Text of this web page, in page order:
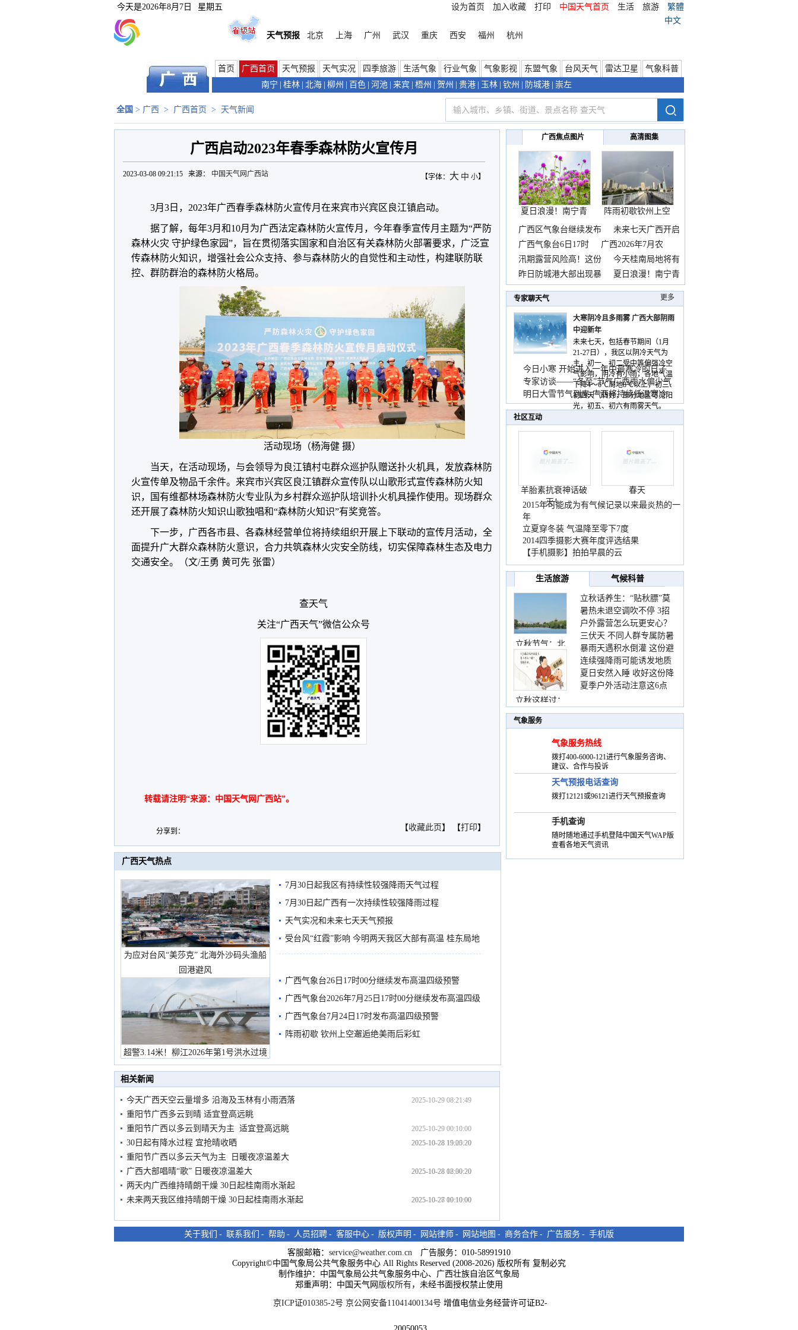
今天是2026年8月7日 星期五 设为首页 加入收藏 打印 中国天气首页 生活 旅游
繁體
中文
天气预报
北京 上海 广州 武汉 重庆 西安 福州 杭州
首页 广西首页 天气预报 天气实况 四季旅游 生活气象 行业气象 气象影视 东盟气象 台风天气 雷达卫星
气象科普
南宁
桂林 北海 柳州 百色 河池 来宾 梧州 贺州 贵港 玉林 钦州 防城港 崇左
全国 > 广西 > 广西首页 > 天气新闻
广西启动2023年春季森林防火宣传月
【字体： 大 中 小】
2023-03-08 09:21:15 来源： 中国天气网广西站
3月3日，2023年广西春季森林防火宣传月在来宾市兴宾区良江镇启动。
据了解，每年3月和10月为广西法定森林防火宣传月，今年春季宣传月主题为“严防
森林火灾 守护绿色家园”，旨在贯彻落实国家和自治区有关森林防火部署要求，广泛宣
传森林防火知识，增强社会公众支持、参与森林防火的自觉性和主动性，构建联防联
控、群防群治的森林防火格局。
活动现场（杨海健 摄）
当天，在活动现场，与会领导为良江镇村屯群众巡护队赠送扑火机具，发放森林防
火宣传单及物品千余件。来宾市兴宾区良江镇群众宣传队以山歌形式宣传森林防火知
识，国有维都林场森林防火专业队为乡村群众巡护队培训扑火机具操作使用。现场群众
还开展了森林防火知识山歌独唱和“森林防火知识”有奖竞答。
下一步，广西各市县、各森林经营单位将持续组织开展上下联动的宣传月活动，全
面提升广大群众森林防火意识，合力共筑森林火灾安全防线，切实保障森林生态及电力
交通安全。（文/王勇 黄可先 张雷）
查天气
关注“广西天气”微信公众号
转载请注明“来源：中国天气网广西站”。
分享到： 【收藏此页 】 【打印】
广西天气热点
为应对台风“美莎克” 北海外沙码头渔船
回港避风
超警3.14米！柳江2026年第1号洪水过境
市民在堤岸见证汛况
7月30日起我区有持续性较强降雨天气过程
7月30日起广西有一次持续性较强降雨过程
天气实况和未来七天天气预报
受台风“红霞”影响 今明两天我区大部有高温 桂东局地
有较强降雨
广西气象台26日17时00分继续发布高温四级预警
广西气象台2026年7月25日17时00分继续发布高温四级
预警
广西气象台7月24日17时发布高温四级预警
阵雨初歇 钦州上空邂逅绝美雨后彩虹
相关新闻
今天广西天空云量增多 沿海及玉林有小雨洒落 2025-10-29 08:21:49
重阳节广西多云到晴 适宜登高远眺
2025-10-29 00:10:00
重阳节广西以多云到晴天为主 适宜登高远眺
2025-10-28 19:00:20
30日起有降水过程 宜抢晴收晒 2025-10-28 15:25:20
重阳节广西以多云天气为主 日暖夜凉温差大
2025-10-28 12:00:20
广西大部唱晴“歌” 日暖夜凉温差大 2025-10-28 08:30:20
两天内广西维持晴朗干燥 30日起桂南雨水渐起
2025-10-28 00:10:00
未来两天我区维持晴朗干燥 30日起桂南雨水渐起 2025-10-27 19:10:00
广西焦点图片 高清图集
夏日浪漫！南宁青
秀山
阵雨初歇钦州上空
邂逅
广西区气象台继续发布
未来七天广西开启
晴热
广西气象台6日17时
广西2026年7月农
汛期露营风险高！这份
今天桂南局地将有
暴雨
昨日防城港大部出现暴
夏日浪漫！南宁青
秀山
专家聊天气 更多
大寒阴冷且多雨雾 广西大部阴雨
中迎新年
未来七天，包括春节期间（1月
21-27日），我区以阴冷天气为
主，初一、初二受中等偏强冷空
气影响，阴冷有小雨，各地气温
下降4～6℃局地8℃以上，初三、
初四天气转好，部分地区可见阳
光，初五、初六有雨雾天气。
今日小寒 开始进入一年中最寒冷的日子
专家访谈——“冬至”节气广西雨水偏少气
温低
明日大雪节气到来 广西将持续低温寒冷
天气
社区互动
羊胎素抗衰神话破
灭！
春天
2015年可能成为有气候记录以来最炎热的一
年
立夏穿冬装 气温降至零下7度
2014四季摄影大赛年度评选结果
【手机摄影】拍拍早晨的云
生活旅游 气候科普
立秋节气：北
立秋这样过：
立秋话养生：“贴秋膘”莫
着急 先清暑再防燥
暑热未退空调吹不停 3招
护住肩颈不酸痛
户外露营怎么玩更安心？
这份攻略请收好
三伏天 不同人群专属防暑
要点请收好
暴雨天遇积水倒灌 这份避
险提示请收好
连续强降雨可能诱发地质
灾害 这些前兆要知道
夏日安然入睡 收好这份降
温小贴士
夏季户外活动注意这6点
气象服务
气象服务热线
拨打400-6000-121进行气象服务咨询、
建议、合作与投诉
天气预报电话查询
拨打12121或96121进行天气预报查询
手机查询
随时随地通过手机登陆中国天气WAP版
查看各地天气资讯
关于我们 - 联系我们 - 帮助 - 人员招聘 - 客服中心 - 版权声明 - 网站律师 - 网站地图 - 商务合作 - 广告服务 - 手机版
客服邮箱： service@weather.com.cn 广告服务：010-58991910
Copyright©中国气象局公共气象服务中心 All Rights Reserved (2008-2026) 版权所有 复制必究
制作维护：中国气象局公共气象服务中心、广西壮族自治区气象局
郑重声明：中国天气网 版权所有，未经书面授权禁止使用
京ICP证010385-2号 京公网安备11041400134号 增值电信业务经营许可证B2-